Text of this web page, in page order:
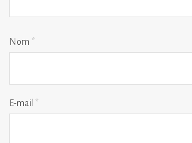
Nom *
E-mail *